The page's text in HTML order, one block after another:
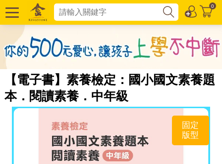
0
【電子書】素養檢定：國小國文素養題
本．閱讀素養．中年級
固定
版型